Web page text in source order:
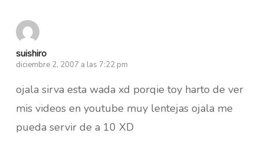
suishiro
diciembre 2, 2007 a las 7:22 pm
ojala sirva esta wada xd porqie toy harto de ver
mis videos en youtube muy lentejas ojala me
pueda servir de a 10 XD